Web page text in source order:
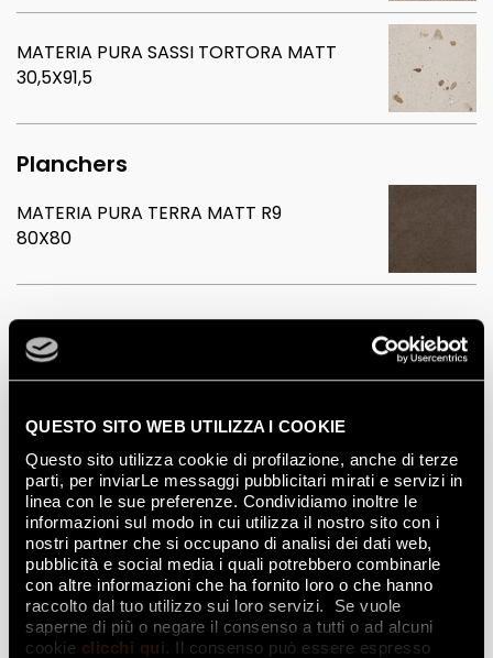
QUESTO SITO WEB UTILIZZA I COOKIE
Questo sito utilizza cookie di profilazione, anche di terze
parti, per inviarLe messaggi pubblicitari mirati e servizi in
linea con le sue preferenze. Condividiamo inoltre le
informazioni sul modo in cui utilizza il nostro sito con i
nostri partner che si occupano di analisi dei dati web,
pubblicità e social media i quali potrebbero combinarle
con altre informazioni che ha fornito loro o che hanno
raccolto dal tuo utilizzo sui loro servizi. Se vuole
saperne di più o negare il consenso a tutti o ad alcuni
cookie clicchi qui. Il consenso può essere espresso
MATERIA PURA SASSI TORTORA MATT
30,5X91,5
Planchers
MATERIA PURA TERRA MATT R9
80X80
MATERIA PURA
DÉCOUVREZ LA COLLECTION